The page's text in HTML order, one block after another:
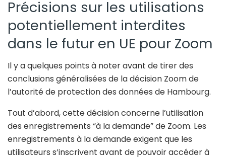
Précisions sur les utilisations
potentiellement interdites
dans le futur en UE pour Zoom
Il y a quelques points à noter avant de tirer des
conclusions généralisées de la décision Zoom de
l’autorité de protection des données de Hambourg.
Tout d’abord, cette décision concerne l’utilisation
des enregistrements “à la demande” de Zoom. Les
enregistrements à la demande exigent que les
utilisateurs s’inscrivent avant de pouvoir accéder à